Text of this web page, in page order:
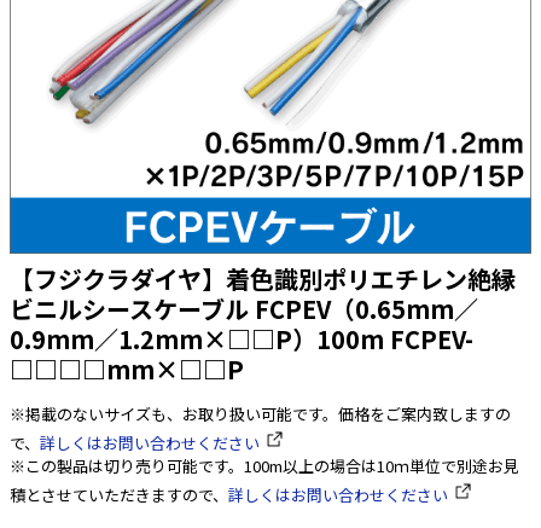
エアコン・換気扇・空調資材
太陽光発電ケーブル・コネクタ・関連資
材/機器
電源ケーブル／コネクタ／分電盤／ブレ
ーカ
電源タップ・延長コード
スイッチ・コンセント（配線器具）
PF管/FEP管/CD管/情報線保護管
ボックス・ビニル電線管付属品・引き込
みカバー
EV充電設備工事関連
感染症関連
太陽光発電工事
ホテル・病院向け
【フジクラダイヤ】着色識別ポリエチレン絶縁
ビニルシースケーブル FCPEV（0.65mm／
0.9mm／1.2mm×□□P）100m FCPEV-
□□□□mm×□□P
※掲載のないサイズも、お取り扱い可能です。価格をご案内致しますの
で、 詳しくはお問い合わせください
※この製品は切り売り可能です。100m以上の場合は10ｍ単位で別途お見
積とさせていただきますので、 詳しくはお問い合わせください